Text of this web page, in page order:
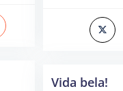
Vida bela!